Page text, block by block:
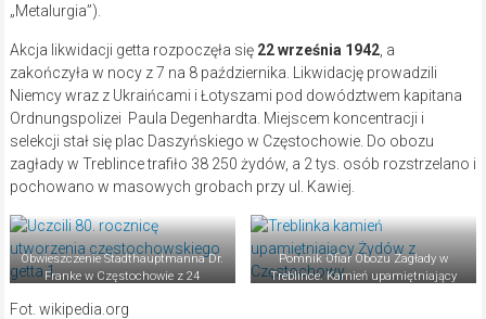
„Metalurgia”).
Akcja likwidacji getta rozpoczęła się 22 września 1942, a
zakończyła w nocy z 7 na 8 października. Likwidację prowadzili
Niemcy wraz z Ukraińcami i Łotyszami pod dowództwem kapitana
Ordnungspolizei Paula Degenhardta. Miejscem koncentracji i
selekcji stał się plac Daszyńskiego w Częstochowie. Do obozu
zagłady w Treblince trafiło 38 250 żydów, a 2 tys. osób rozstrzelano i
pochowano w masowych grobach przy ul. Kawiej.
Obwieszczenie Stadthauptmanna Dr.
Franke w Częstochowie z 24
Pomnik Ofiar Obozu Zagłady w
Treblince. Kamień upamiętniający
Fot. wikipedia.org